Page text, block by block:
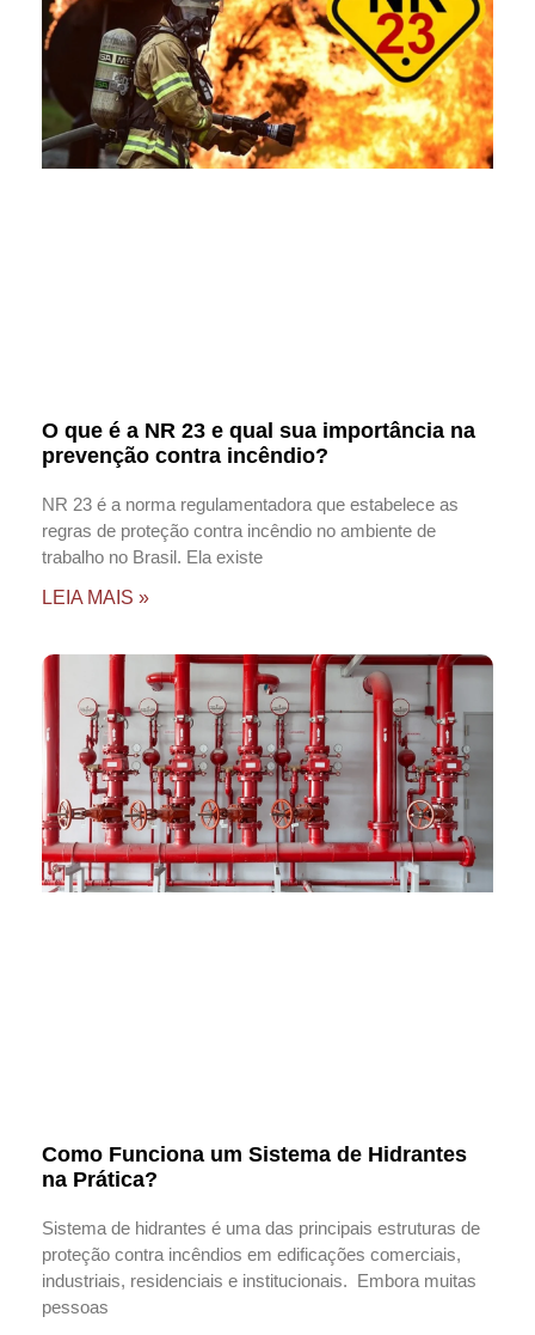
O que é a NR 23 e qual sua importância na
prevenção contra incêndio?
NR 23 é a norma regulamentadora que estabelece as
regras de proteção contra incêndio no ambiente de
trabalho no Brasil. Ela existe
LEIA MAIS »
Como Funciona um Sistema de Hidrantes
na Prática?
Sistema de hidrantes é uma das principais estruturas de
proteção contra incêndios em edificações comerciais,
industriais, residenciais e institucionais. Embora muitas
pessoas